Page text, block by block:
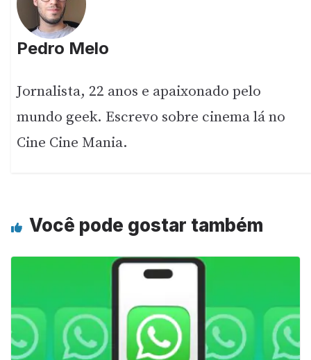
Pedro Melo
Jornalista, 22 anos e apaixonado pelo
mundo geek. Escrevo sobre cinema lá no
Cine Cine Mania.
Você pode gostar também